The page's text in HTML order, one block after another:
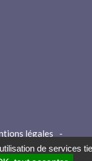
légales
-
de services